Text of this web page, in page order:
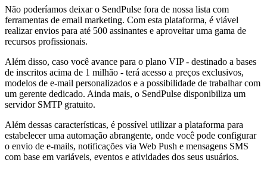
Não poderíamos deixar o SendPulse fora de nossa lista com
ferramentas de email marketing. Com esta plataforma, é viável
realizar envios para até 500 assinantes e aproveitar uma gama de
recursos profissionais.
Além disso, caso você avance para o plano VIP - destinado a bases
de inscritos acima de 1 milhão - terá acesso a preços exclusivos,
modelos de e-mail personalizados e a possibilidade de trabalhar com
um gerente dedicado. Ainda mais, o SendPulse disponibiliza um
servidor SMTP gratuito.
Além dessas características, é possível utilizar a plataforma para
estabelecer uma automação abrangente, onde você pode configurar
o envio de e-mails, notificações via Web Push e mensagens SMS
com base em variáveis, eventos e atividades dos seus usuários.